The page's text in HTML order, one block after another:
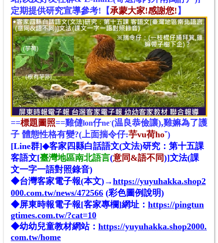
定期提供研究宣導參考! 【承蒙大家!感謝您! 】
==標題圖照==雞僆lon仔neˋ(温良恭儉讓),雞嫲為了護
子 體態性格有變?(上面揣令仔:芋vu荷hoˇ)
[Line群]◆客家四縣白話語文(文法)研究：第十五課
客語文[臺灣地區南北語言(意同&語不同)]文法(課
文一字一語對照錄音)
◆台灣客家電子報(本文)→https://yuyuhakka.shop2
000.com.tw/news/472566 (彩色圖例說明)
◆屏東時報電子報[客家專欄]網址： https://pingtun
gtimes.com.tw/?cat=10
◆幼幼兒童教材網站： https://yuyuhakka.shop2000.
com.tw/home